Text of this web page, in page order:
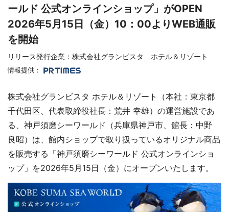
ールド 公式オンラインショップ」がOPEN
2026年5月15日（金）10：00よりWEB通販
を開始
リリース発行企業：株式会社グランビスタ ホテル＆リゾート
情報提供：
株式会社グランビスタ ホテル＆リゾート（本社：東京都
千代田区、代表取締役社長：荒井 幸雄）の運営施設であ
る、神戸須磨シーワールド（兵庫県神戸市、館長：中野
良昭）は、館内ショップで取り扱っているオリジナル商品
を販売する「神戸須磨シーワールド 公式オンラインショ
ップ」を2026年5月15日（金）にオープンいたします。